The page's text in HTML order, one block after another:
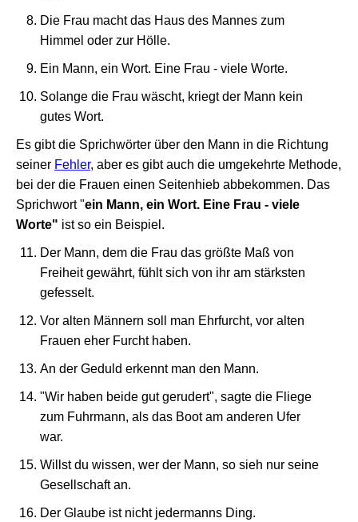
Die Frau macht das Haus des Mannes zum
Himmel oder zur Hölle.
Ein Mann, ein Wort. Eine Frau - viele Worte.
Solange die Frau wäscht, kriegt der Mann kein
gutes Wort.
Es gibt die Sprichwörter über den Mann in die Richtung
seiner Fehler, aber es gibt auch die umgekehrte Methode,
bei der die Frauen einen Seitenhieb abbekommen. Das
Sprichwort "ein Mann, ein Wort. Eine Frau - viele
Worte" ist so ein Beispiel.
Der Mann, dem die Frau das größte Maß von
Freiheit gewährt, fühlt sich von ihr am stärksten
gefesselt.
Vor alten Männern soll man Ehrfurcht, vor alten
Frauen eher Furcht haben.
An der Geduld erkennt man den Mann.
"Wir haben beide gut gerudert", sagte die Fliege
zum Fuhrmann, als das Boot am anderen Ufer
war.
Willst du wissen, wer der Mann, so sieh nur seine
Gesellschaft an.
Der Glaube ist nicht jedermanns Ding.